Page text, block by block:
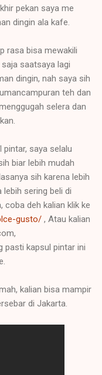
pekan saya me
dingin ala kafe.
rasa bisa mewakili
saatsaya lagi
dingin, nah saya sih
teh dan
selera dan
saya selalu
biar lebih mudah
sih karena lebih
lebih sering beli di
coba deh kalian klik ke
gusto/ , Atau kalian
pasti kapsul pintar ini
kalian bisa mampir
di Jakarta.